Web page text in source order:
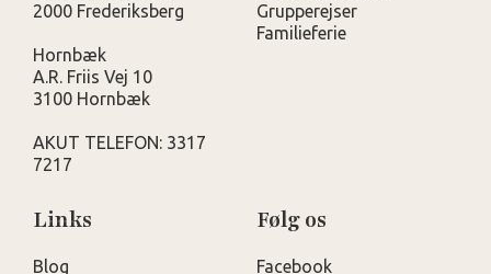
2000 Frederiksberg
Hornbæk
A.R. Friis Vej 10
3100 Hornbæk
AKUT TELEFON: 3317
7217
Grupperejser
Familieferie
Links
Blog
Følg os
Facebook